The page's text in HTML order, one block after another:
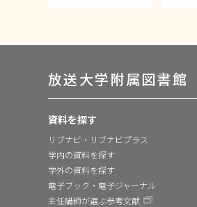
放送大学附属図書館
資料を探す
リブナビ・リブナビプラス
学内の資料を探す
学外の資料を探す
電子ブック・電子ジャーナル
主任講師が選ぶ参考文献